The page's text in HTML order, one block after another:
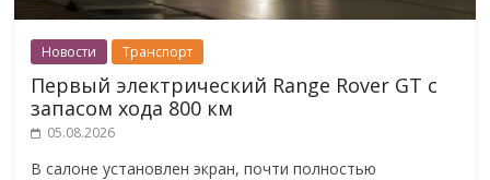
Новости Транспорт
Первый электрический Range Rover GT с
запасом хода 800 км
05.08.2026
В салоне установлен экран, почти полностью